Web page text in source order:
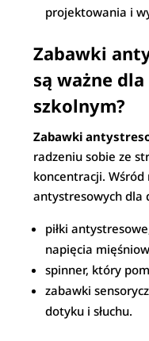
projektowania i
Zabawki
są ważne
szkolnym?
Zabawki
radzeniu sobie ze
koncentracji.
antystresowych dla
piłki
napięcia
spinner, który
zabawki
dotyku i słuchu.